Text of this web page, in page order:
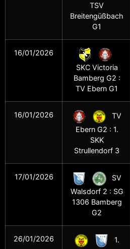
TSV
Breitengüßbach
G1
16/01/2026
SKC Victoria
Bamberg G2 :
TV Ebern G1
16/01/2026
TV
Ebern G2 : 1.
SKK
Strullendorf 3
17/01/2026
SV
Walsdorf 2 : SG
1306 Bamberg
G2
26/01/2026
1.